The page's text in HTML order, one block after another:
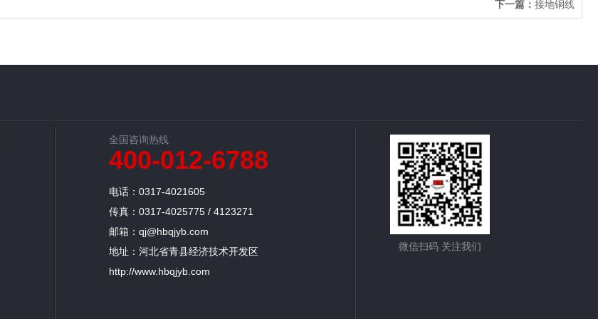
下一篇： 接地铜线
全国咨询热线
400-012-6788
电话：0317-4021605
传真：0317-4025775 / 4123271
邮箱：qj@hbqjyb.com
地址：河北省青县经济技术开发区
http://www.hbqjyb.com
微信扫码 关注我们